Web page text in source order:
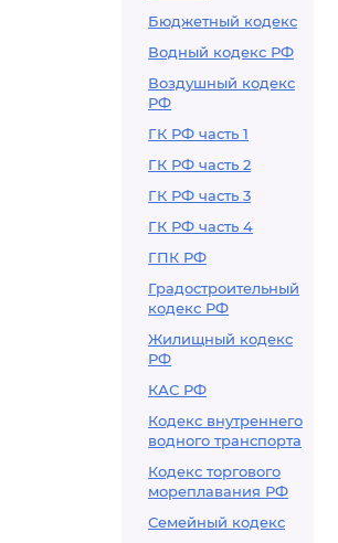
Бюджетный кодекс
Водный кодекс РФ
Воздушный кодекс
РФ
ГК РФ часть 1
ГК РФ часть 2
ГК РФ часть 3
ГК РФ часть 4
ГПК РФ
Градостроительный
кодекс РФ
Жилищный кодекс
РФ
КАС РФ
Кодекс внутреннего
водного транспорта
Кодекс торгового
мореплавания РФ
Семейный кодекс